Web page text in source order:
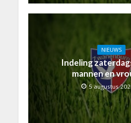
NIEUWS
Indeling
mannen en
5 augustus